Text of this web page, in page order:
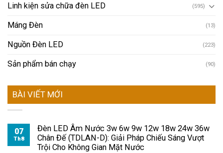
Linh kiện sửa chữa đèn LED (595)
Máng Đèn (13)
Nguồn Đèn LED (223)
Sản phẩm bán chạy (90)
BÀI VIẾT MỚI
07
Th8
Đèn LED Âm Nước 3w 6w 9w 12w 18w 24w 36w
Chân Đế (TDLAN-D): Giải Pháp Chiếu Sáng Vượt
Trội Cho Không Gian Mặt Nước